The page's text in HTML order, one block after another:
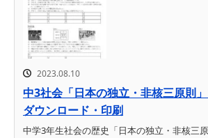
2023.08.10
中3社会「日本の独立・非核三原則
ダウンロード・印刷
中学3年生社会の歴史「日本の独立・非核三